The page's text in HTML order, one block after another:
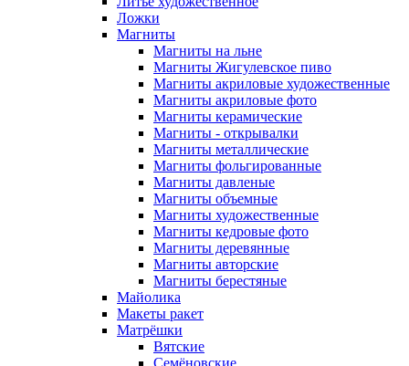
Ложки
Магниты
Магниты на льне
Магниты Жигулевское пиво
Магниты акриловые художественные
Магниты акриловые фото
Магниты керамические
Магниты - открывалки
Магниты металлические
Магниты фольгированные
Магниты давленые
Магниты объемные
Магниты художественные
Магниты кедровые фото
Магниты деревянные
Магниты авторские
Магниты берестяные
Майолика
Макеты ракет
Матрёшки
Вятские
Семёновские